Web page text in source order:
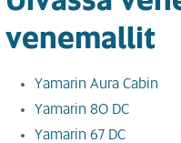
venemallit
Yamarin Aura Cabin
Yamarin 80 DC
Yamarin 67 DC